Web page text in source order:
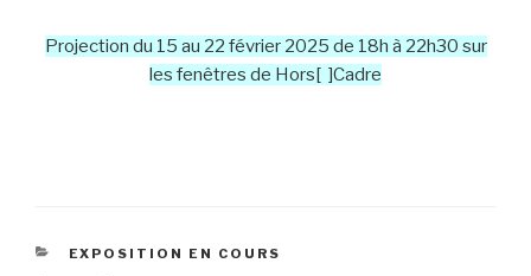
Projection du 15 au 22 février 2025 de 18h à 22h30 sur
les fenêtres de Hors[ ]Cadre
CATÉGORIES
EXPOSITION EN COURS